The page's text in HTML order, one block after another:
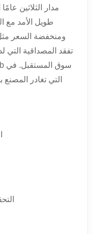
مدار الثلاثين
طويل الأمد مع
ومنخفضة السعر
تفقد المصداقية التي
التي تغادر